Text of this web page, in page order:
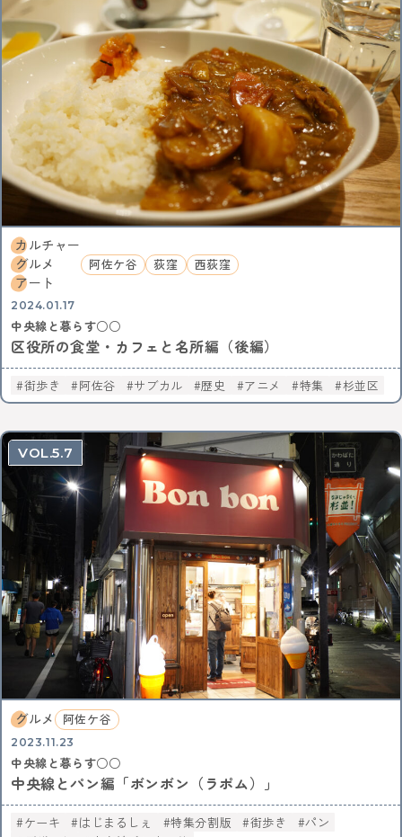
木工チャレンジ
ビール
グルメ
ビールフェスティバル
クラフトビール
カーブーツ
中央線コーヒーフェスティバル
レトロ
通信
はじまるしぇ
パン デザート ケーキ
ジャズ
音楽
阿佐谷 カレーなる戦い
中央線パンまつり
高円寺フェス
カレー NTT技術史料館
謎解き
ファミリー向け
ファミリーイベント
武蔵境
遊び
高円寺 NTT
全ての記事をみる
カルチャー
グルメ
アート
阿佐ケ谷 荻窪 西荻窪
2024.01.17
中央線と暮らす○○
区役所の食堂・カフェと名所編（後編）
街歩き 阿佐谷 サブカル 歴史 アニメ 特集 杉並区
5.7
グルメ 阿佐ケ谷
2023.11.23
中央線と暮らす○○
中央線とパン編「ボンボン（ラポム）」
ケーキ はじまるしぇ 特集分割版 街歩き
パン